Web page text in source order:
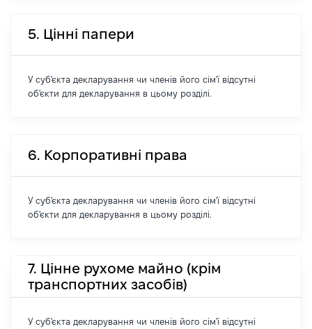
5. Цінні папери
У суб'єкта декларування чи членів його сім'ї відсутні
об'єкти для декларування в цьому розділі.
6. Корпоративні права
У суб'єкта декларування чи членів його сім'ї відсутні
об'єкти для декларування в цьому розділі.
7. Цінне рухоме майно (крім
транспортних засобів)
У суб'єкта декларування чи членів його сім'ї відсутні